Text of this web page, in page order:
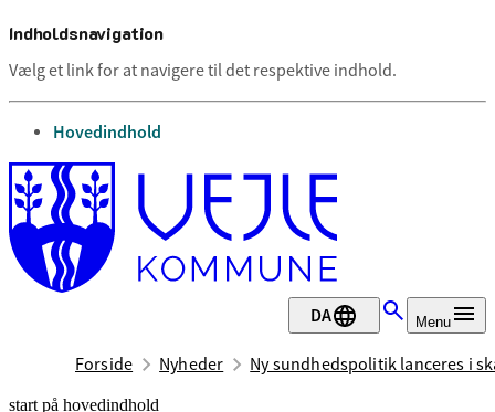
Indholdsnavigation
Vælg et link for at navigere til det respektive indhold.
gå til
Hovedindhold
DA Menu
Forside Nyheder Ny sundhedspolitik lanceres i
start på hovedindhold